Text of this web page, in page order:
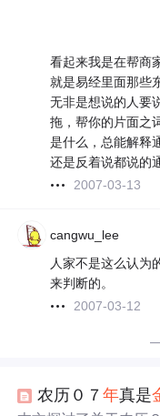
看起来我是在帮商
就是易经里面那些
无非是想说的人要
拖，帮你的片面之
是什么，总能解释
还是反着说都说的
2007-03-13
cangwu_lee
人家不是这么认为
来判断的。
2007-03-12
农历０７年真是